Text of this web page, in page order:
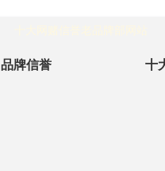
品牌信誉 十